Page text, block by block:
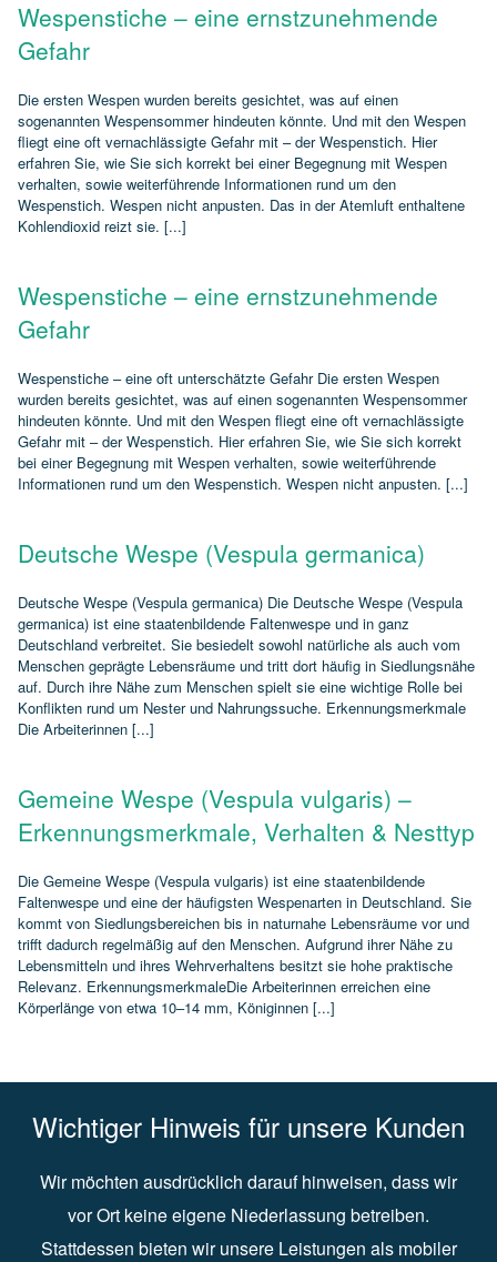
Wespenstiche – eine ernstzunehmende
Gefahr
Die ersten Wespen wurden bereits gesichtet, was auf einen
sogenannten Wespensommer hindeuten könnte. Und mit den Wespen
fliegt eine oft vernachlässigte Gefahr mit – der Wespenstich. Hier
erfahren Sie, wie Sie sich korrekt bei einer Begegnung mit Wespen
verhalten, sowie weiterführende Informationen rund um den
Wespenstich. Wespen nicht anpusten. Das in der Atemluft enthaltene
Kohlendioxid reizt sie. [...]
Wespenstiche – eine ernstzunehmende
Gefahr
Wespenstiche – eine oft unterschätzte Gefahr Die ersten Wespen
wurden bereits gesichtet, was auf einen sogenannten Wespensommer
hindeuten könnte. Und mit den Wespen fliegt eine oft vernachlässigte
Gefahr mit – der Wespenstich. Hier erfahren Sie, wie Sie sich korrekt
bei einer Begegnung mit Wespen verhalten, sowie weiterführende
Informationen rund um den Wespenstich. Wespen nicht anpusten. [...]
Deutsche Wespe (Vespula germanica)
Deutsche Wespe (Vespula germanica) Die Deutsche Wespe (Vespula
germanica) ist eine staatenbildende Faltenwespe und in ganz
Deutschland verbreitet. Sie besiedelt sowohl natürliche als auch vom
Menschen geprägte Lebensräume und tritt dort häufig in Siedlungsnähe
auf. Durch ihre Nähe zum Menschen spielt sie eine wichtige Rolle bei
Konflikten rund um Nester und Nahrungssuche. Erkennungsmerkmale
Die Arbeiterinnen [...]
Gemeine Wespe (Vespula vulgaris) –
Erkennungsmerkmale, Verhalten & Nesttyp
Die Gemeine Wespe (Vespula vulgaris) ist eine staatenbildende
Faltenwespe und eine der häufigsten Wespenarten in Deutschland. Sie
kommt von Siedlungsbereichen bis in naturnahe Lebensräume vor und
trifft dadurch regelmäßig auf den Menschen. Aufgrund ihrer Nähe zu
Lebensmitteln und ihres Wehrverhaltens besitzt sie hohe praktische
Relevanz. ErkennungsmerkmaleDie Arbeiterinnen erreichen eine
Körperlänge von etwa 10–14 mm, Königinnen [...]
Wichtiger Hinweis für unsere Kunden
Wir möchten ausdrücklich darauf hinweisen, dass wir
vor Ort keine eigene Niederlassung betreiben.
Stattdessen bieten wir unsere Leistungen als mobiler